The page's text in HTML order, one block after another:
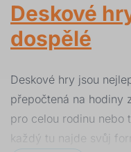
Deskové
dospělé
Deskové hry jsou
přepočtená na hodiny
pro celou rodinu nebo
každý tu najde svůj